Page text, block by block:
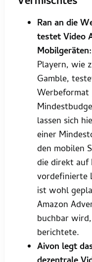
Ran an die
testet Video
Mobilgeräten:
Playern, wie
Gamble,
Werbeformat
lassen sich
einer
den mobilen
die direkt auf
vordefinierte
ist wohl
Amazon
buchbar
berichtete.
Aivon legt